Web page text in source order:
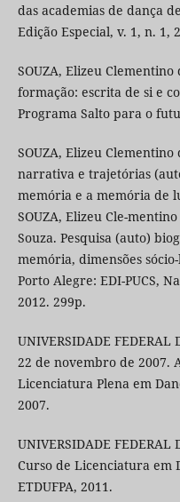
das academias de dança
Edição Especial, v. 1, n. 1,
SOUZA, Elizeu
formação: escrita de si e
Programa Salto para o
SOUZA, Elizeu Clementino
narrativa e trajetórias
memória e a memória de
SOUZA, Elizeu Cle-
Souza. Pesquisa (auto)
memória, dimensões
Porto Alegre: EDI-PUCS,
2012. 299p.
UNIVERSIDADE FEDERAL
22 de novembro de 2007.
Licenciatura Plena em
2007.
UNIVERSIDADE FEDERAL
Curso de Licenciatura em
ETDUFPA, 2011.